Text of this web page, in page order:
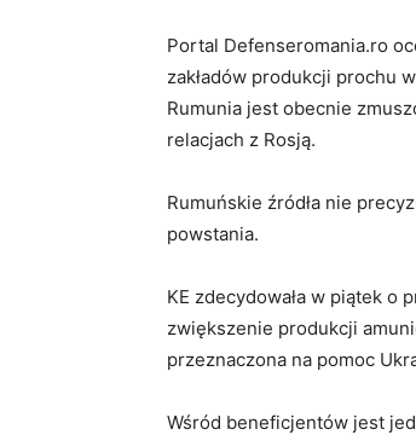
Portal Defenseromania.ro
zakładów produkcji prochu
Rumunia jest obecnie
relacjach z Rosją.
Rumuńskie źródła nie
powstania.
KE zdecydowała w piątek
zwiększenie produkcji
przeznaczona na pomoc
Wśród beneficjentów jest